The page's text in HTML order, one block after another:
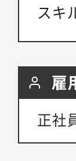
スキ
雇
正社